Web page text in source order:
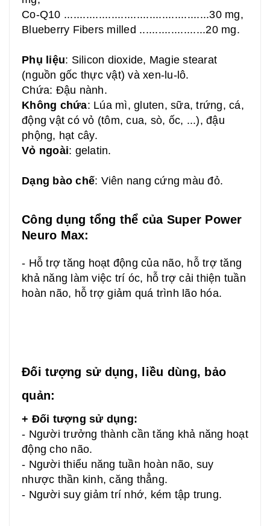
Co-Q10 ..............................................30 mg,
Blueberry Fibers milled .....................20 mg.
Phụ liệu: Silicon dioxide, Magie stearat
(nguồn gốc thực vật) và xen-lu-lô.
Chứa: Đậu nành.
Không chứa: Lúa mì, gluten, sữa, trứng, cá,
động vật có vỏ (tôm, cua, sò, ốc, ...), đậu
phộng, hạt cây.
Vỏ ngoài: gelatin.
Dạng bào chế: Viên nang cứng màu đỏ.
Công dụng tổng thể của Super Power
Neuro Max:
- Hỗ trợ tăng hoạt động của não, hỗ trợ tăng
khả năng làm việc trí óc, hỗ trợ cải thiện tuần
hoàn não, hỗ trợ giảm quá trình lão hóa.
Đối tượng sử dụng, liều dùng, bảo
quản:
+ Đối tượng sử dụng:
- Người trưởng thành cần tăng khả năng hoạt
động cho não.
- Người thiểu năng tuần hoàn não, suy
nhược thần kinh, căng thẳng.
- Người suy giảm trí nhớ, kém tập trung.